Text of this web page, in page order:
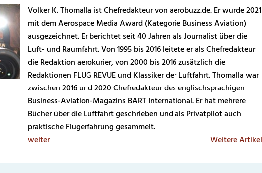
Volker K. Thomalla ist Chefredakteur von aerobuzz.de. Er wurde 2021
mit dem Aerospace Media Award (Kategorie Business Aviation)
ausgezeichnet. Er berichtet seit 40 Jahren als Journalist über die
Luft- und Raumfahrt. Von 1995 bis 2016 leitete er als Chefredakteur
die Redaktion aerokurier, von 2000 bis 2016 zusätzlich die
Redaktionen FLUG REVUE und Klassiker der Luftfahrt. Thomalla war
zwischen 2016 und 2020 Chefredakteur des englischsprachigen
Business-Aviation-Magazins BART International. Er hat mehrere
Bücher über die Luftfahrt geschrieben und als Privatpilot auch
praktische Flugerfahrung gesammelt.
weiter
Weitere Artikel